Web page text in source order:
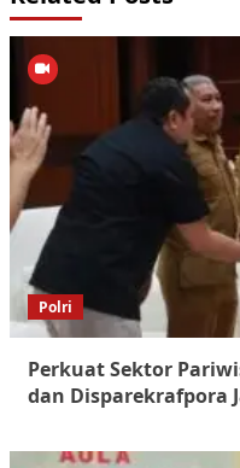
Polri
Perkuat Sektor
dan Disparekrafpora